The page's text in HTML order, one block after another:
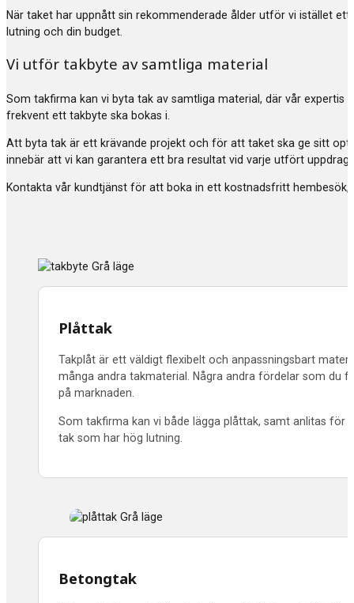
När taket har uppnått sin rekommenderade ålder utför vi istället
lutning och din budget.
Vi utför takbyte av samtliga material
Som takfirma kan vi byta tak av samtliga material, där vår
frekvent ett takbyte ska bokas i.
Att byta tak är ett krävande projekt och för att taket ska ge sitt
innebär att vi kan garantera ett bra resultat vid varje utfört
Kontakta vår kundtjänst för att boka in ett kostnadsfritt
Plåttak
Takplåt är ett väldigt flexibelt och anpassningsbart
många andra takmaterial. Några andra fördelar som du
på marknaden.
Som takfirma kan vi både lägga plåttak, samt anlitas
tak som har hög lutning.
Betongtak